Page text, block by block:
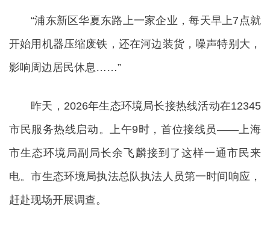
“浦东新区华夏东路上一家企业，每天早上7点就
开始用机器压缩废铁，还在河边装货，噪声特别大，
影响周边居民休息……”
昨天，2026年生态环境局长接热线活动在12345
市民服务热线启动。上午9时，首位接线员——上海
市生态环境局副局长余飞麟接到了这样一通市民来
电。市生态环境局执法总队执法人员第一时间响应，
赶赴现场开展调查。